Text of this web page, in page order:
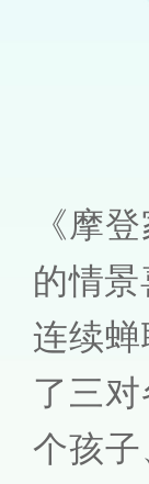
《摩
的情
连续
了三
个孩